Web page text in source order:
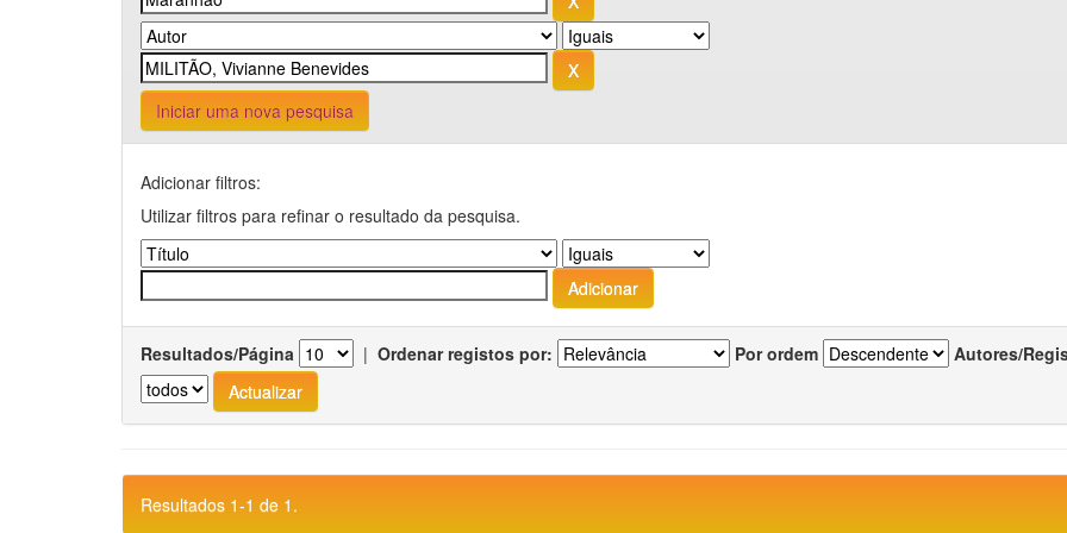
Iniciar uma nova pesquisa
Adicionar filtros:
Utilizar filtros para refinar o resultado da pesquisa.
Resultados/Página | Ordenar registos por: Por ordem Autores/
Resultados 1-1 de 1.